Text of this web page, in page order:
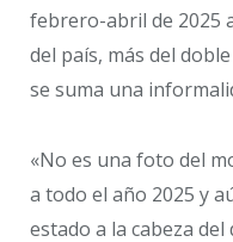
febrero-abril de 2025
del país, más del
se suma una
«No es una foto del
a todo el año 2025 y
estado a la cabeza del